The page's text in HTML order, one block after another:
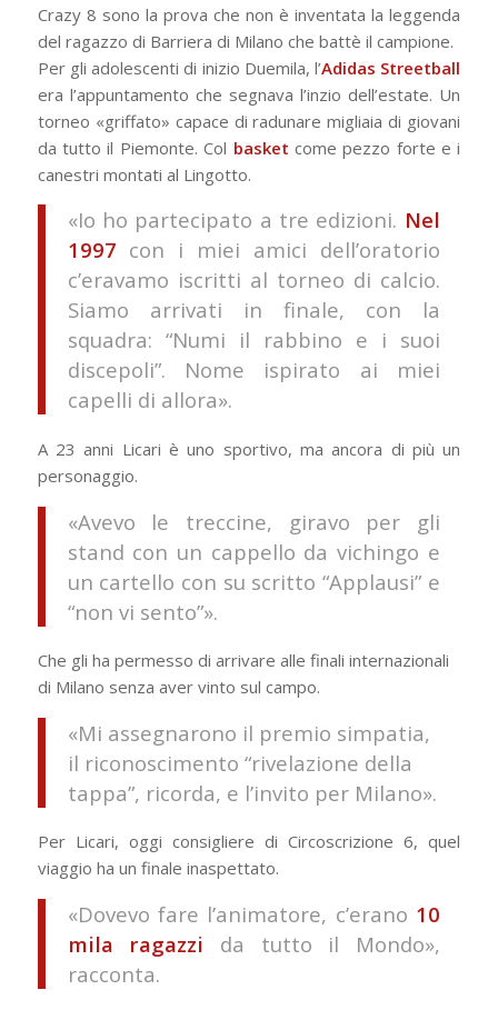
Crazy 8 sono la prova che non è inventata la leggenda
del ragazzo di Barriera di Milano che battè il campione.
Per gli adolescenti di inizio Duemila, l’Adidas Streetball
era l’appuntamento che segnava l’inzio dell’estate. Un
torneo «griffato» capace di radunare migliaia di giovani
da tutto il Piemonte. Col basket come pezzo forte e i
canestri montati al Lingotto.
«Io ho partecipato a tre edizioni. Nel
1997 con i miei amici dell’oratorio
c’eravamo iscritti al torneo di calcio.
Siamo arrivati in finale, con la
squadra: “Numi il rabbino e i suoi
discepoli”. Nome ispirato ai miei
capelli di allora».
A 23 anni Licari è uno sportivo, ma ancora di più un
personaggio.
«Avevo le treccine, giravo per gli
stand con un cappello da vichingo e
un cartello con su scritto “Applausi” e
“non vi sento”».
Che gli ha permesso di arrivare alle finali internazionali
di Milano senza aver vinto sul campo.
«Mi assegnarono il premio simpatia,
il riconoscimento “rivelazione della
tappa”, ricorda, e l’invito per Milano».
Per Licari, oggi consigliere di Circoscrizione 6, quel
viaggio ha un finale inaspettato.
«Dovevo fare l’animatore, c’erano 10
mila ragazzi da tutto il Mondo»,
racconta.